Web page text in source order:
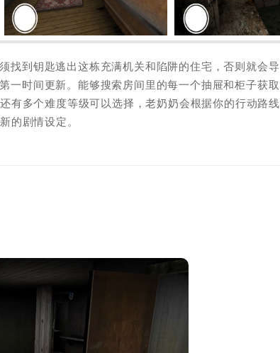
找到钥匙逃出这栋充满机关和陷阱的住宅，否则就会导
一时间更新。能够搜索房间里的每一个抽屉和柜子获取
有多个难度等级可以选择，老奶奶会根据你的行动路线
的剧情设定。